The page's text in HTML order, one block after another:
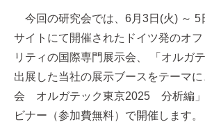
今回の研究会では、6月3日(火) ～ 5
サイトにて開催されたドイツ発のオ
リティの国際専門展示会、 「オルガ
出展した当社の展示ブースをテーマ
会 オルガテック東京2025 分析編」
ビナー（参加費無料）で開催します。